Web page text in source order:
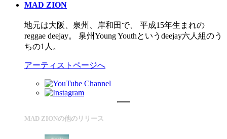
MAD ZION
地元は大阪、泉州、岸和田で、 平成15年生まれの
reggae deejay。 泉州Young Youthというdeejay六人組のう
ちの1人。
アーティストページへ
MAD ZIONの他のリリース